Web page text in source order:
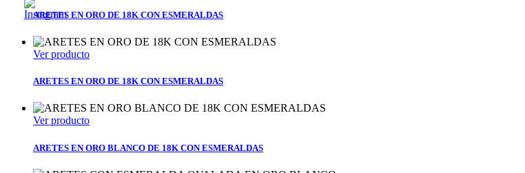
ARETES EN ORO DE 18K CON ESMERALDAS
Ver producto
ARETES EN ORO DE 18K CON ESMERALDAS
Ver producto
ARETES EN ORO BLANCO DE 18K CON ESMERALDAS